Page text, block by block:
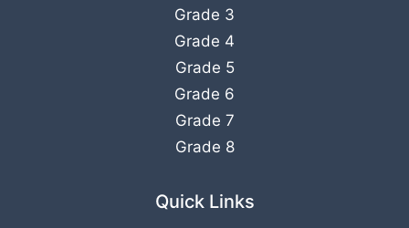
Grade 3
Grade 4
Grade 5
Grade 6
Grade 7
Grade 8
Quick Links